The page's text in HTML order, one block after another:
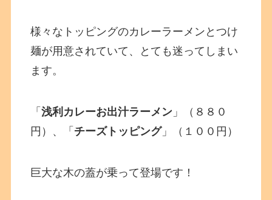
様々なトッピングのカレーラーメンとつけ
麺が用意されていて、とても迷ってしまい
ます。
「浅利カレーお出汁ラーメン 」（８８０
円）、「 チーズトッピング」（１００円）
巨大な木の蓋が乗って登場です！